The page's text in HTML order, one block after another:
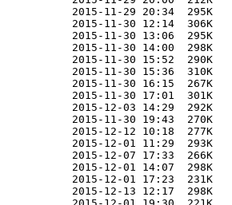
2015-11-29 20:34  295K
2015-11-30 12:14  306K
2015-11-30 13:06  295K
2015-11-30 14:00  298K
2015-11-30 15:52  290K
2015-11-30 15:36  310K
2015-11-30 16:15  267K
2015-11-30 17:01  301K
2015-12-03 14:29  292K
2015-11-30 19:43  270K
2015-12-12 10:18  277K
2015-12-01 11:29  293K
2015-12-07 17:33  266K
2015-12-01 14:07  298K
2015-12-01 17:23  231K
2015-12-13 12:17  298K